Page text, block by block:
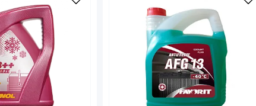
- В своем составе имеет флуоресцентный
краситель, позволяющий обнаружить даже
небольшие протечки антифриза в УФ-свете;
- Представляет собой жидкость c
повышенным содержанием боратов и
силикатов. Не содержит в своем составе,
нитратов, фосфатов и аминов (технология NAP
free).